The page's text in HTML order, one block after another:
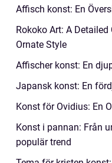
Affisch konst: En
Rokoko Art: A
Ornate Style
Affischer konst: En
Japansk konst: En
Konst för Ovidius: En
Konst i pannan: Från
populär trend